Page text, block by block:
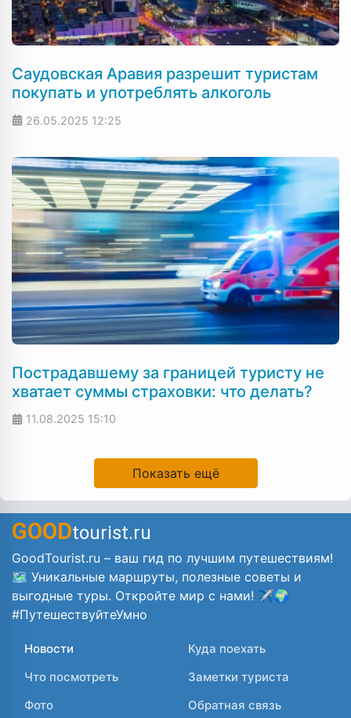
Саудовская Аравия разрешит туристам
покупать и употреблять алкоголь
26.05.2025 12:25
Пострадавшему за границей туристу не
хватает суммы страховки: что делать?
11.08.2025 15:10
Показать ещё
GOODtourist.ru
GoodTourist.ru – ваш гид по лучшим путешествиям!
🗺️ Уникальные маршруты, полезные советы и
выгодные туры. Откройте мир с нами! ✈️🌍
#ПутешествуйтеУмно
Новости
Куда поехать
Что посмотреть
Заметки туриста
Фото
Обратная связь